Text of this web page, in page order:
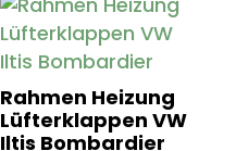
Rahmen Heizung
Lüfterklappen VW
Iltis Bombardier